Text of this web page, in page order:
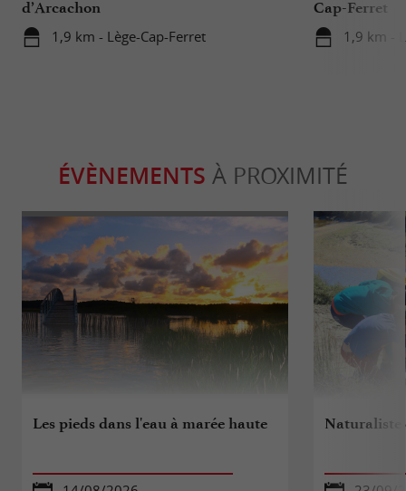
d’Arcachon
1,9 km - Lège-Cap-Ferret
Cap-Ferret
1,9 km -
ÉVÈNEMENTS À PROXIMITÉ
Les pieds dans l'eau à marée haute Naturaliste